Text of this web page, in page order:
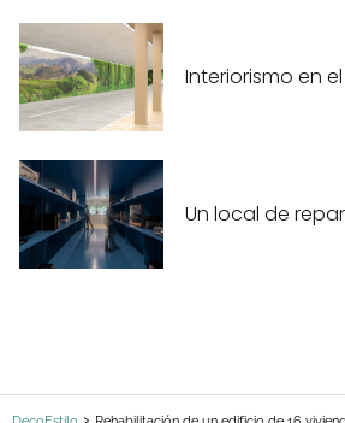
Interiorismo en
Un local de